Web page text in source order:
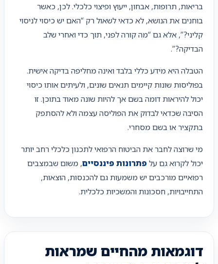
בריאות, תרופות, אבחון, ייעוץ ופיצוי כלכלי. לכן, כאשר
בוחנים את הנושא, לא כדאי לשאול רק “האם יש כיסוי לניסוי
קליני?”, אלא גם “מה קורה לפני, תוך כדי ואחרי שלב
הבדיקה?”.
הטבלה היא מידע כללי בלבד ואינה מחליפה בדיקה אישית.
בפוליסות שונות קיימים תנאים שונים, ולעיתים אותו כיסוי
יכול להיראות דומה בשם אך להיות שונה מאוד בתוכן. זו
הסיבה שכדאי לבדוק את הפוליסה עצמה ולא להסתפק
בתקציר או בשם מסחרי.
מי שרוצה לחבר את הביטוח הרפואי לתכנון כלכלי רחב יותר
יכול לקרוא גם על פתרונות פיננסיים, משום שבמצבים
רפואיים מורכבים יש משמעות גם להכנסות, הוצאות,
התחייבויות, חסכונות והמשכיות כלכלית.
דוגמאות מהחיים שמראות